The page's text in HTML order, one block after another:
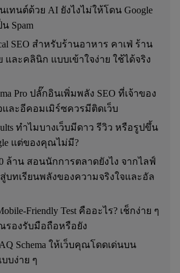
เทนต์ด้วย AI ยังไงไม่ให้โดน Google
Spam
SEO สำหรับร้านอาหาร คาเฟ่ ร้าน
และคลินิก แบบเข้าใจง่าย ใช้ได้จริง
Pro ปลั๊กอินเพิ่มพลัง SEO ที่เจ้าของ
และอีคอมเมิร์ซควรมีติดเว็บ
ทำไมบางเว็บมีดาว รีวิว หรือรูปขึ้น
แต่ของคุณไม่มี?
ล้าน สอนนักการตลาดยังไง จากไลฟ์
บทเรียนพลังของความจริงใจและอัล
Friendly Test คืออะไร? เช็กง่าย ๆ
รองรับมือถือหรือยัง
Schema ให้เว็บคุณโดดเด่นบน
บบง่าย ๆ